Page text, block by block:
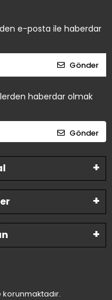
e-posta ile haberdar
Gönder
haberdar olmak
Gönder
korunmaktadır.